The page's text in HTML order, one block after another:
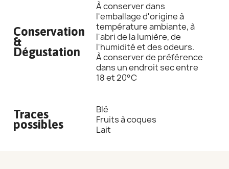
Conservation
&
Dégustation
À conserver dans
l'emballage d'origine à
température ambiante, à
l'abri de la lumière, de
l'humidité et des odeurs.
À conserver de préférence
dans un endroit sec entre
18 et 20°C
Traces
possibles
Blé
Fruits à coques
Lait